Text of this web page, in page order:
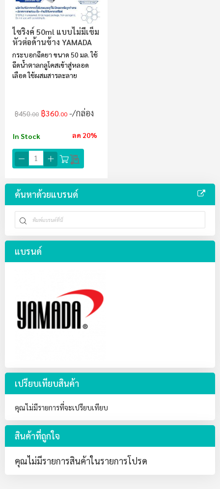
ไซริงค์ 50ml แบบไม่มีเข็ม
หัวต่อด้านข้าง YAMADA
กระบอกฉีดยา ขนาด 50 มล. ใช้
ฉีดน้ำตาลกลูโคสเข้าสู่หลอด
เลือด ใช้ผสมสารละลาย
฿450.00 ฿360.00 /กล่อง
In Stock ลด 20%
ค้นหาด้วยแบรนด์
แบรนด์
เปรียบเทียบสินค้า
คุณไม่มีรายการที่จะเปรียบเทียบ
สินค้าที่ถูกใจ
คุณไม่มีรายการสินค้าในรายการโปรด